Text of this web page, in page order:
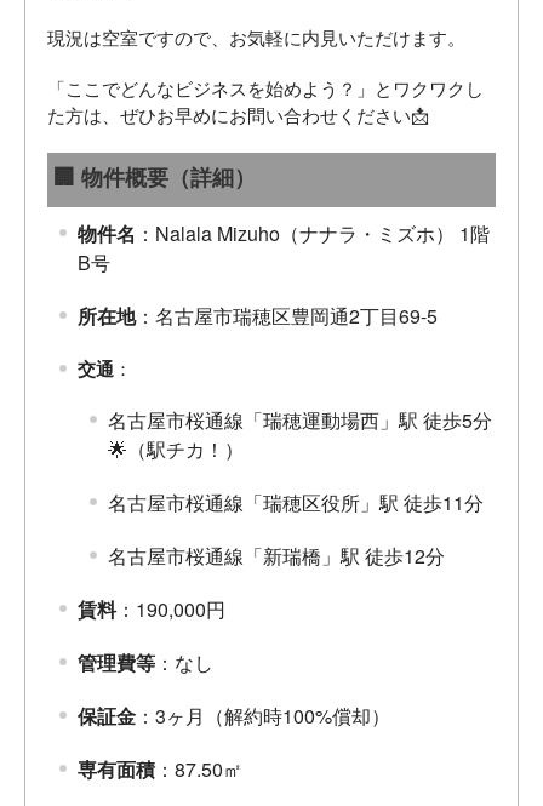
現況は空室ですので、お気軽に内見いただけます。
「ここでどんなビジネスを始めよう？」とワクワクし
た方は、ぜひお早めにお問い合わせください📩
🏢 物件概要（詳細）
物件名 ：Nalala Mizuho（ナナラ・ミズホ） 1階
B号
所在地：名古屋市瑞穂区豊岡通2丁目69-5
交通 ：
名古屋市桜通線「瑞穂運動場西」駅 徒歩5分
🌟（駅チカ！）
名古屋市桜通線「瑞穂区役所」駅 徒歩11分
名古屋市桜通線「新瑞橋」駅 徒歩12分
賃料：190,000円
管理費等 ：なし
保証金 ：3ヶ月（解約時100%償却）
専有面積 ：87.50㎡